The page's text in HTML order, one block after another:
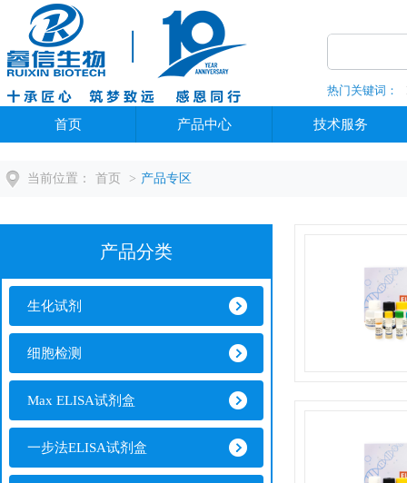
热门关键词：
全部分类
首页 产品中心 技术服务
当前位置： 首页 > 产品专区
产品分类
生化试剂
细胞检测
Max ELISA试剂盒
一步法ELISA试剂盒